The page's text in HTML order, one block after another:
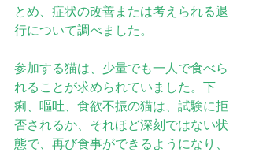
とめ、症状の改善または考えられる退
行について調べました。
参加する猫は、少量でも一人で食べら
れることが求められていました。下
痢、嘔吐、食欲不振の猫は、試験に拒
否されるか、それほど深刻ではない状
態で、再び食事ができるようになり、